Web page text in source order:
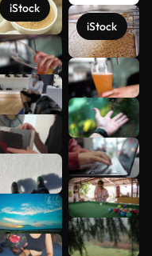
iStock
iStock
Mehr
anzeigen